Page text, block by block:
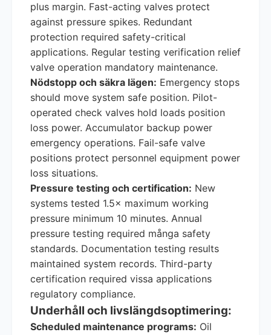
plus margin. Fast-acting valves protect
against pressure spikes. Redundant
protection required safety-critical
applications. Regular testing verification relief
valve operation mandatory maintenance.
Nödstopp och säkra lägen: Emergency stops
should move system safe position. Pilot-
operated check valves hold loads position
loss power. Accumulator backup power
emergency operations. Fail-safe valve
positions protect personnel equipment power
loss situations.
Pressure testing och certification: New
systems tested 1.5× maximum working
pressure minimum 10 minutes. Annual
pressure testing required många safety
standards. Documentation testing results
maintained system records. Third-party
certification required vissa applications
regulatory compliance.
Underhåll och livslängdsoptimering:
Scheduled maintenance programs: Oil